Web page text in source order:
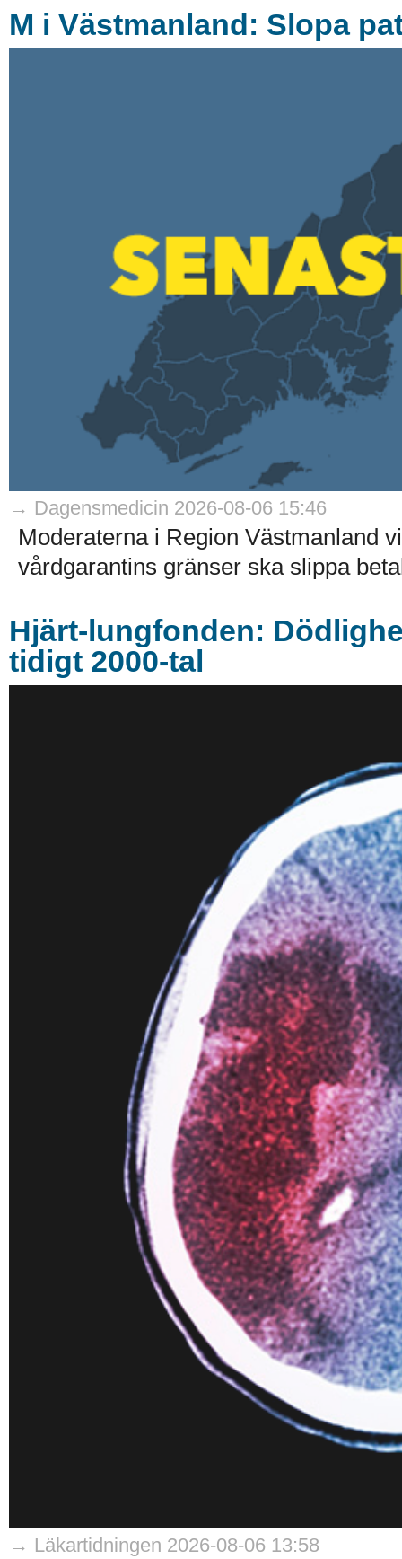
M i Västmanland: Slopa
→ Dagensmedicin 2026-08-06 15:46
Moderaterna i Region Västmanland
vårdgarantins gränser ska slippa
Hjärt-lungfonden:
tidigt 2000-tal
→ Läkartidningen 2026-08-06 13:58